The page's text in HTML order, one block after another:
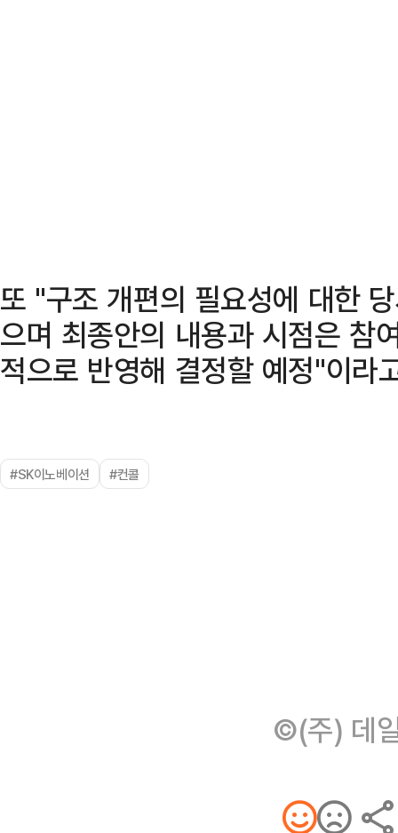
또 "구조 개편의 필요성에 대한
으며 최종안의 내용과 시점은 참
적으로 반영해 결정할 예정"이라
#SK이노베이션 #컨콜
©(주) 데